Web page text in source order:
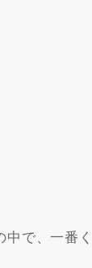
で、一番く